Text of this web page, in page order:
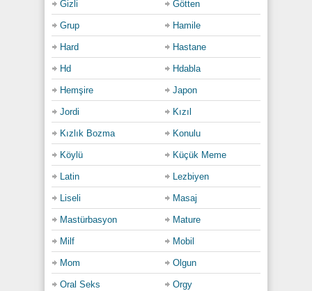
Gizli Götten
Grup Hamile
Hard Hastane
Hd Hdabla
Hemşire Japon
Jordi Kızıl
Kızlık Bozma Konulu
Köylü Küçük Meme
Latin Lezbiyen
Liseli Masaj
Mastürbasyon Mature
Milf Mobil
Mom Olgun
Oral Seks Orgy